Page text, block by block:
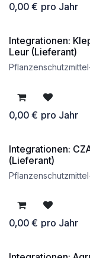
0,00 € pro Jahr
kostenlos
Integrationen:
Leur (Lieferant)
0,00 € pro Jahr
kostenlos
Integrationen:
(Lieferant)
0,00 € pro Jahr